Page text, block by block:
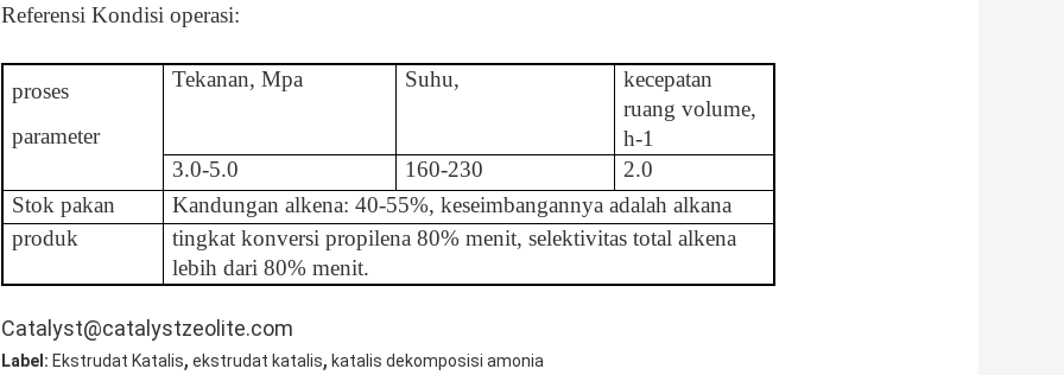
Referensi Kondisi operasi:
proses
parameter
Tekanan, Mpa Suhu,
kecepatan
ruang volume,
h-1
3.0-5.0
160-230
2.0
Stok pakan
Kandungan alkena: 40-55%, keseimbangannya adalah alkana
produk
tingkat konversi propilena 80% menit, selektivitas total alkena
lebih dari 80% menit.
Catalyst@catalystzeolite.com
Label: Ekstrudat Katalis, ekstrudat katalis, katalis dekomposisi amonia